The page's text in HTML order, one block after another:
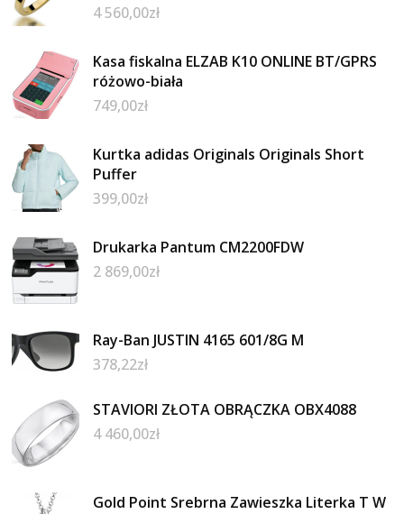
4 560,00zł
Kasa fiskalna ELZAB K10 ONLINE BT/GPRS
różowo-biała
749,00zł
Kurtka adidas Originals Originals Short
Puffer
399,00zł
Drukarka Pantum CM2200FDW
2 869,00zł
Ray-Ban JUSTIN 4165 601/8G M
378,22zł
STAVIORI ZŁOTA OBRĄCZKA OBX4088
4 460,00zł
Gold Point Srebrna Zawieszka Literka T W